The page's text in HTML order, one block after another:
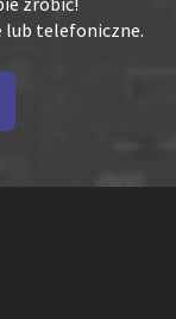
lub telefoniczne.